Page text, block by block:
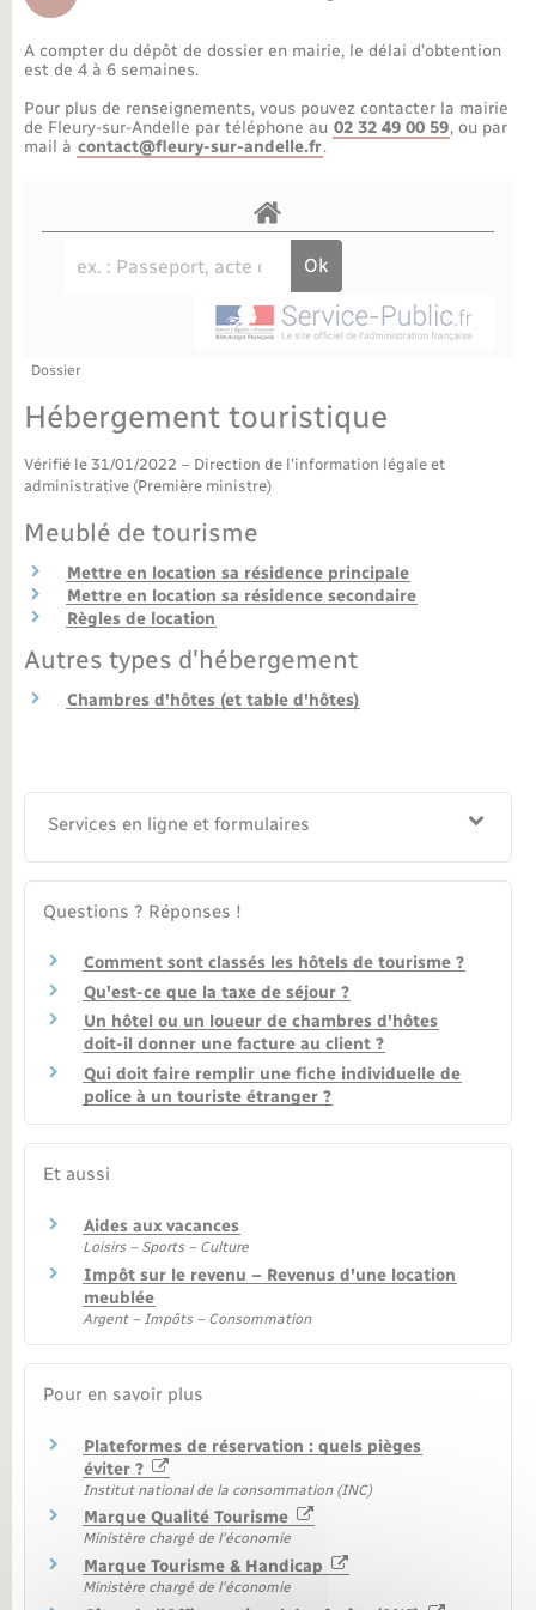
Parrainage civil
Recensement militaire
Petite enfance
Info jeunes
Associations
Bibliothèques
Nouvel habitant
Numérique
Sécurité - Prévention
Seniors
Transports
Bornes de recharge électrique
Voirie et espace public
Travaux - Autorisation d’occupation de l’espace
public
Publications
Agenda
La Communauté de communes
A compter du dépôt de dossier en mairie, le délai d’obtention
est de 4 à 6 semaines.
Pour plus de renseignements, vous pouvez contacter la mairie
de Fleury-sur-Andelle par téléphone au 02 32 49 00 59, ou par
mail à contact@fleury-sur-andelle.fr.
Dossier
Hébergement touristique
Vérifié le 31/01/2022 – Direction de l'information légale et
administrative (Première ministre)
Meublé de tourisme
Mettre en location sa résidence principale
Mettre en location sa résidence secondaire
Règles de location
Autres types d'hébergement
Chambres d'hôtes (et table d'hôtes)
Services en ligne et formulaires
Questions ? Réponses !
Comment sont classés les hôtels de tourisme ?
Qu'est-ce que la taxe de séjour ?
Un hôtel ou un loueur de chambres d'hôtes
doit-il donner une facture au client ?
Qui doit faire remplir une fiche individuelle de
police à un touriste étranger ?
Et aussi
Aides aux vacances
Loisirs – Sports – Culture
Impôt sur le revenu – Revenus d'une location
meublée
Argent – Impôts – Consommation
Pour en savoir plus
Plateformes de réservation : quels pièges
éviter ?
Institut national de la consommation (INC)
Marque Qualité Tourisme
Ministère chargé de l'économie
Marque Tourisme & Handicap
Ministère chargé de l'économie